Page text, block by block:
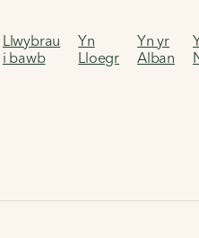
Llwybrau
i bawb
Yn
Lloegr
Yn yr
Alban